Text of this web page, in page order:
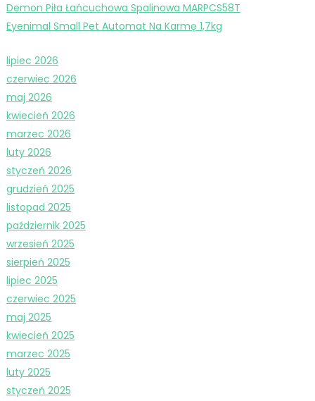
Demon Piła Łańcuchowa Spalinowa MARPCS58T
Eyenimal Small Pet Automat Na Karmę 1,7kg
lipiec 2026
czerwiec 2026
maj 2026
kwiecień 2026
marzec 2026
luty 2026
styczeń 2026
grudzień 2025
listopad 2025
październik 2025
wrzesień 2025
sierpień 2025
lipiec 2025
czerwiec 2025
maj 2025
kwiecień 2025
marzec 2025
luty 2025
styczeń 2025